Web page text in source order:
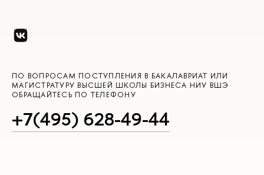
ПО ВОПРОСАМ ПОСТУПЛЕНИЯ В БАКАЛАВРИАТ ИЛИ
МАГИСТРАТУРУ ВЫСШЕЙ ШКОЛЫ БИЗНЕСА НИУ ВШЭ
ОБРАЩАЙТЕСЬ ПО ТЕЛЕФОНУ
+7(495) 628-49-44